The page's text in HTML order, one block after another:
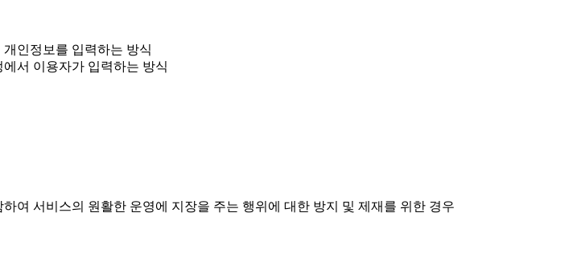
인정보를 입력하는 방식
서 이용자가 입력하는 방식
여 서비스의 원활한 운영에 지장을 주는 행위에 대한 방지 및 제재를 위한 경우